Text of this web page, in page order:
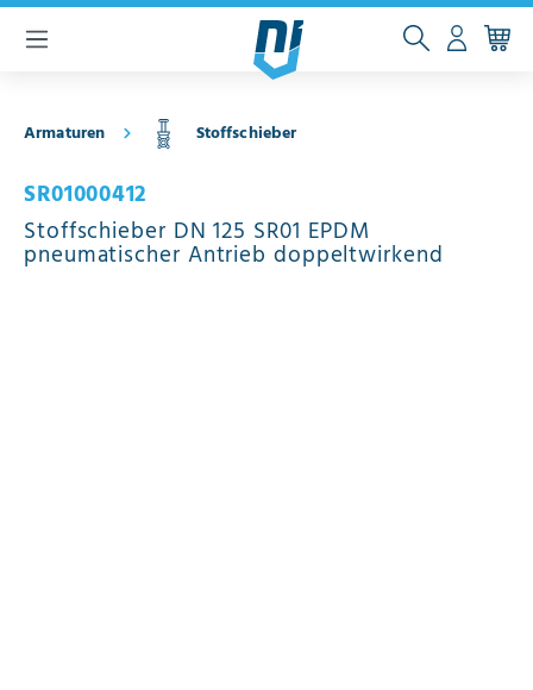
springen
Armaturen Stoffschieber
SR01000412
Stoffschieber DN 125 SR01 EPDM
pneumatischer Antrieb doppeltwirkend